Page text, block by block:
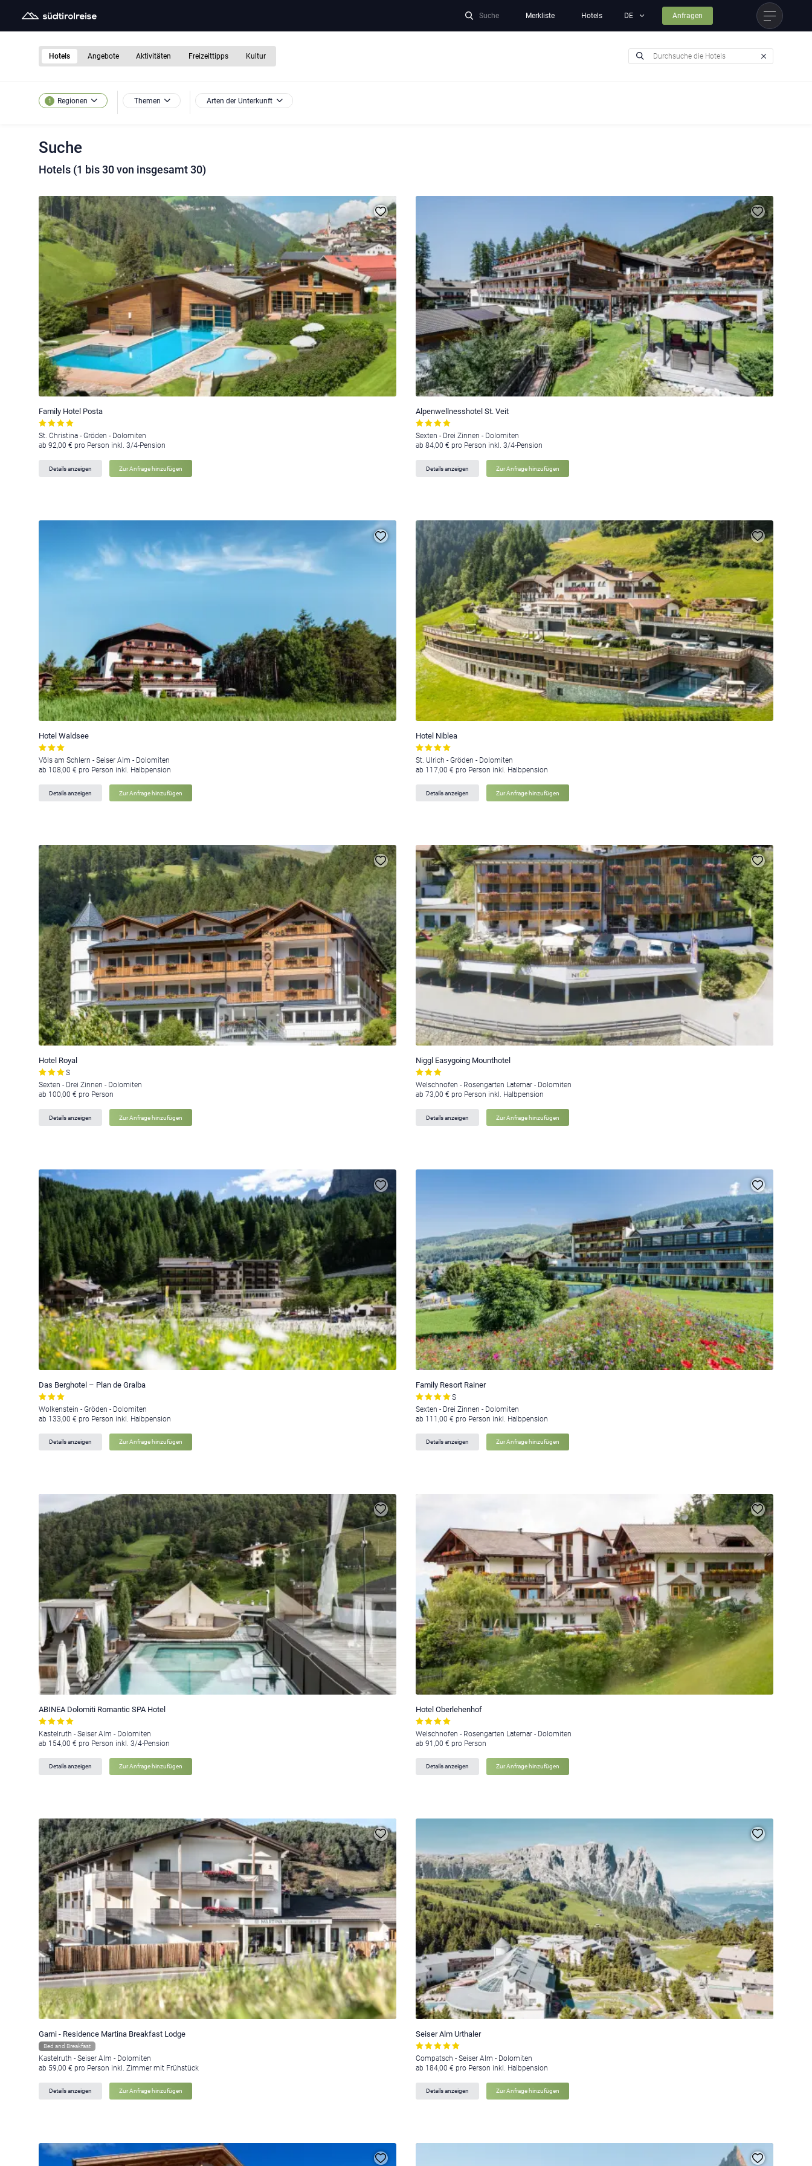
Suche Merkliste Hotels Anfragen
Hotels Angebote Aktivitäten Freizeittipps Kultur
1 Regionen Themen Arten der Unterkunft
Suche
Hotels (1 bis 30 von insgesamt 30)
Family Hotel Posta
St. Christina - Gröden - Dolomiten
ab 92,00 € pro Person inkl. 3/4-Pension
Details anzeigen Zur Anfrage hinzufügen
Alpenwellnesshotel St. Veit
Sexten - Drei Zinnen - Dolomiten
ab 84,00 € pro Person inkl. 3/4-Pension
Details anzeigen Zur Anfrage hinzufügen
Hotel Waldsee
Völs am Schlern - Seiser Alm - Dolomiten
ab 108,00 € pro Person inkl. Halbpension
Details anzeigen Zur Anfrage hinzufügen
Hotel Niblea
St. Ulrich - Gröden - Dolomiten
ab 117,00 € pro Person inkl. Halbpension
Details anzeigen Zur Anfrage hinzufügen
Hotel Royal
S
Sexten - Drei Zinnen - Dolomiten
ab 100,00 € pro Person
Details anzeigen Zur Anfrage hinzufügen
Niggl Easygoing Mounthotel
Welschnofen - Rosengarten Latemar - Dolomiten
ab 73,00 € pro Person inkl. Halbpension
Details anzeigen Zur Anfrage hinzufügen
Das Berghotel – Plan de Gralba
Wolkenstein - Gröden - Dolomiten
ab 133,00 € pro Person inkl. Halbpension
Details anzeigen Zur Anfrage hinzufügen
Family Resort Rainer
S
Sexten - Drei Zinnen - Dolomiten
ab 111,00 € pro Person inkl. Halbpension
Details anzeigen Zur Anfrage hinzufügen
ABINEA Dolomiti Romantic SPA Hotel
Kastelruth - Seiser Alm - Dolomiten
ab 154,00 € pro Person inkl. 3/4-Pension
Details anzeigen Zur Anfrage hinzufügen
Hotel Oberlehenhof
Welschnofen - Rosengarten Latemar - Dolomiten
ab 91,00 € pro Person
Details anzeigen Zur Anfrage hinzufügen
Garni - Residence Martina Breakfast Lodge
Bed and Breakfast
Kastelruth - Seiser Alm - Dolomiten
ab 59,00 € pro Person inkl. Zimmer mit Frühstück
Details anzeigen Zur Anfrage hinzufügen
Seiser Alm Urthaler
Compatsch - Seiser Alm - Dolomiten
ab 184,00 € pro Person inkl. Halbpension
Details anzeigen Zur Anfrage hinzufügen